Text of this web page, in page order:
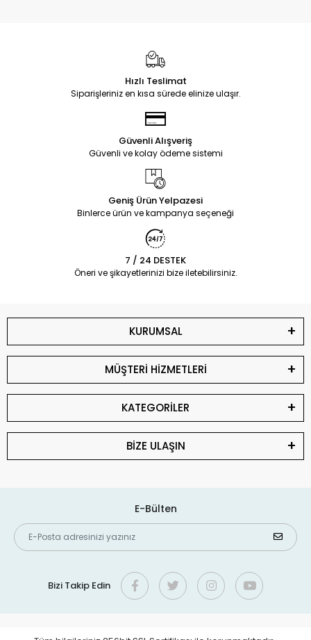
Hızlı Teslimat
Siparişleriniz en kısa sürede elinize ulaşır.
Güvenli Alışveriş
Güvenli ve kolay ödeme sistemi
Geniş Ürün Yelpazesi
Binlerce ürün ve kampanya seçeneği
7 / 24 DESTEK
Öneri ve şikayetlerinizi bize iletebilirsiniz.
KURUMSAL
MÜŞTERİ HİZMETLERİ
KATEGORİLER
BİZE ULAŞIN
E-Bülten
Bizi Takip Edin